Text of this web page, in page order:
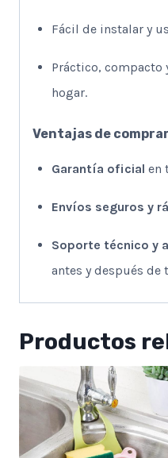
Fácil de instalar y
Práctico,
hogar.
Ventajas de comprar
Garantía oficial en
Envíos seguros y
Soporte técnico y
antes y después de
Productos